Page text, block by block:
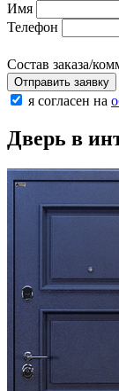
Имя
Телефон
Состав заказа/
Отправить заявку
я согласен на
Дверь в